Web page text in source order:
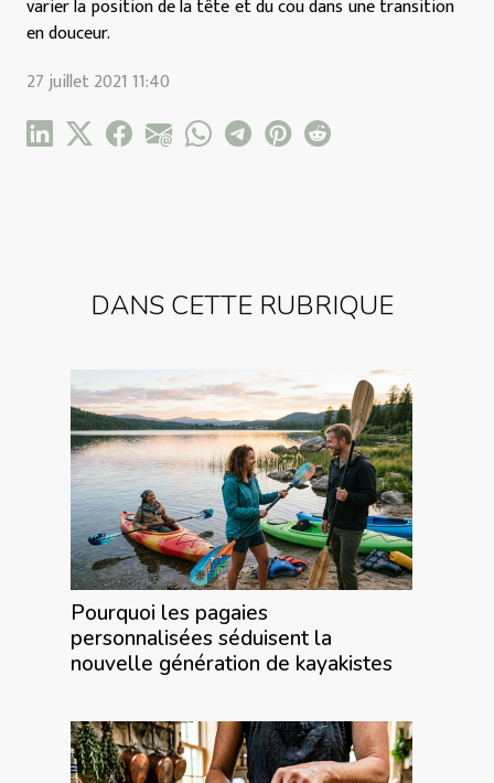
varier la position de la tête et du cou dans une transition
en douceur.
27 juillet 2021 11:40
DANS CETTE RUBRIQUE
Pourquoi les pagaies
personnalisées séduisent la
nouvelle génération de kayakistes